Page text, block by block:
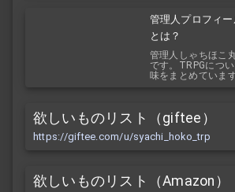
管理人プロフィ
とは？
管理人しゃちほこ
です。TRPGにつ
味をまとめています
欲しいものリスト（giftee）
https://giftee.com/u/syachi_hoko_trp
欲しいものリスト（Amazon）